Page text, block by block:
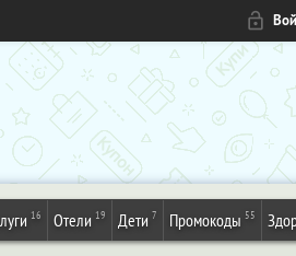
16 Отели 19 Дети 7 Промокоды 55